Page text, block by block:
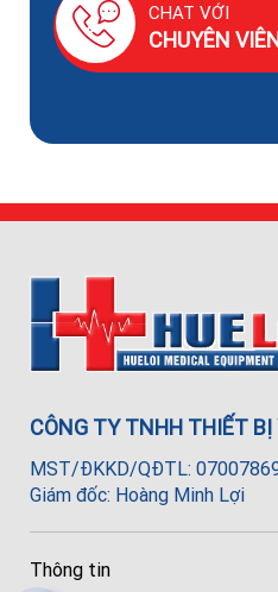
CHAT VỚI
CHUYÊN
CÔNG TY TNHH THIẾT BỊ
MST/ĐKKD/QĐTL:
Giám đốc: Hoàng Minh Lợi
Thông tin